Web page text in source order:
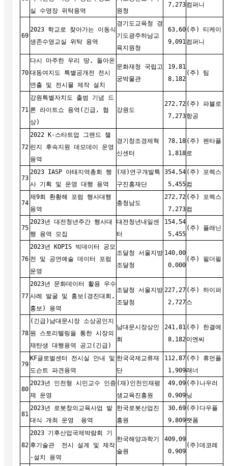
실 수영장 위탁용역
원청
7,273컴퍼니
69
2023 학교로 찾아가는 이동식
생존수영교실 위탁 용역
경기도교육청 경
기도광주하남교
육지원청
63,60
9,091
(주) 티케이
컴퍼니
70
다시 마주한 우리 땅, 돌아온
대동여지도 특별공개전 전시
연출 및 전시물 제작 설치
문화재청 국립고
궁박물관
19,81
8,182
(주) 팀
71
강원특별자치도 출범 기념 드
론 라이트쇼 용역(긴급, 협
상)
강원도
272,72
7,273
(주) 파블로
항공
72
2022 K-스타트업 그랜드 챌
린지 후속지원 데모데이 운영
용역
경기창조경제혁
신센터
78,18
1,818
(주) 펜타플
로
73
2023 IASP 아태지역총회 행
사 기획 및 운영 대행 용역
(재)연구개발특
구진흥재단
354,54
5,455
(주) 포렉스
컴
74
제9회 환황해 포럼 행사대행
용역
충청남도
272,72
7,273
(주) 포렉스
컴
75
2023년 대전청년주간 행사대
행 용역 모집
대전청년내일센
터
154,54
5,455
(주) 플래닌
76
2023년 KOPIS 빅데이터 공모
전 및 공연예술 데이터 포럼
운영
조달청 서울지방
조달청
140,00
0,000
(주) 필더필
77
2023년 문화데이터 활용 우수
사례 발굴 및 홍보(경진대회,
홍보) 용역
조달청 서울지방
조달청
227,27
2,727
(주) 하이퍼
스
78
(긴급)남대문시장 소상공인지
원 스토리텔링을 통한 시장의
재탄생 대행용역 공고(긴급)
남대문시장상인
회
241,81
8,182
(주) 한결에
이엔씨
79
KF글로벌센터 전시실 안내 및
도슨트 파견용역
한국국제교류재
단
112,87
1,909
(주) 휴먼플
래너
80
2023년 인천형 시민교수 인증
제 운영
(재)인천인재평
생교육진흥원
49,09
0,909
(주)나우러
닝
81
2023년 로봇창의교육사업 발
대식 개최 운영 용역
한국로봇산업진
흥원
30,69
9,809
(주)다우플
랫폼
82
2023 기후산업국제박람회 기
후기술관 전시 설계 및 제작
·설치 용역
한국해양과학기
술원
409,09
0,909
(주)데코레